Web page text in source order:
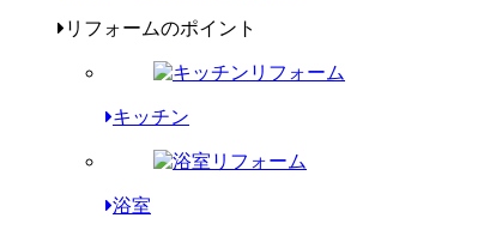
リフォームのポイント
キッチン
浴室